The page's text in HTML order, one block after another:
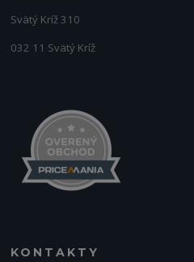
Svätý Kríž 310
032 11 Svätý Kríž
KONTAKTY